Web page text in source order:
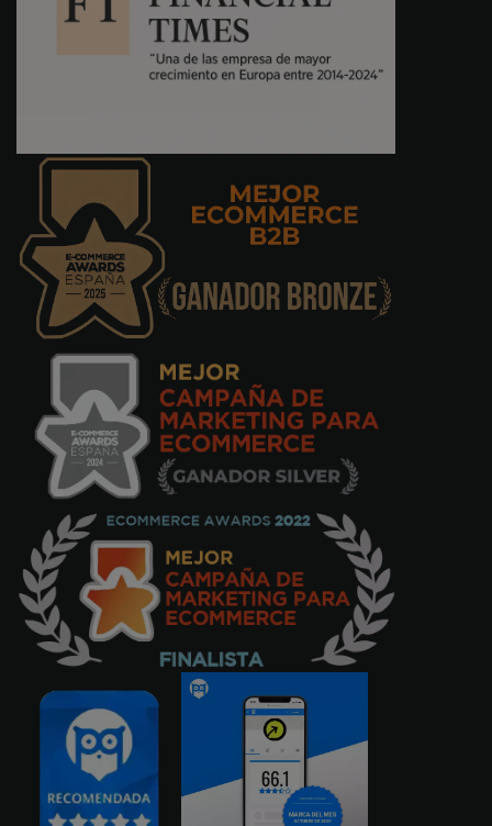
Félicitations pour la rapidité et l'exactitude
des livraisons
Hélder Goncalves
Bonne qualité de fabrication. Envoi très
rapide. Bon service !
David Almeida
Service 5 étoiles, produit reçu en moins de
24 heures. Le produit est d'excellente qualité
et correspond exactement à la description.
le fermoir du bracelet facile à attacher est
excellent. je le recommande !
Nuno Neto
Un bon rapport qualité-prix